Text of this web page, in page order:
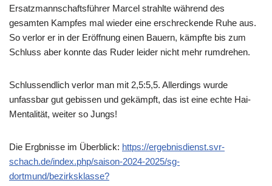
Ersatzmannschaftsführer Marcel strahlte während des
gesamten Kampfes mal wieder eine erschreckende Ruhe aus.
So verlor er in der Eröffnung einen Bauern, kämpfte bis zum
Schluss aber konnte das Ruder leider nicht mehr rumdrehen.
Schlussendlich verlor man mit 2,5:5,5. Allerdings wurde
unfassbar gut gebissen und gekämpft, das ist eine echte Hai-
Mentalität, weiter so Jungs!
Die Ergbnisse im Überblick: https://ergebnisdienst.svr-
schach.de/index.php/saison-2024-2025/sg-
dortmund/bezirksklasse?